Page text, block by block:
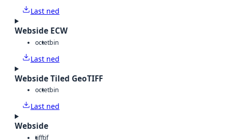
Last ned
Webside ECW
octetbin
Last ned
Webside Tiled GeoTIFF
octetbin
Last ned
Webside
tifftif